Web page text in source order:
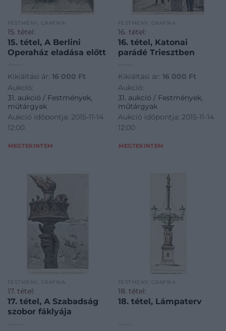
FESTMÉNY, GRAFIKA
15. tétel:
15. tétel, A Berlini
Operaház eladása előtt
Kikiáltási ár: 16 000 Ft
Aukció:
31. aukció / Festmények,
műtárgyak
Aukció időpontja: 2015-11-14
12:00
MEGTEKINTEM
FESTMÉNY, GRAFIKA
16. tétel:
16. tétel, Katonai
parádé Triesztben
Kikiáltási ár: 16 000 Ft
Aukció:
31. aukció / Festmények,
műtárgyak
Aukció időpontja: 2015-11-14
12:00
MEGTEKINTEM
FESTMÉNY, GRAFIKA
17. tétel:
17. tétel, A Szabadság
szobor fáklyája
FESTMÉNY, GRAFIKA
18. tétel:
18. tétel, Lámpaterv